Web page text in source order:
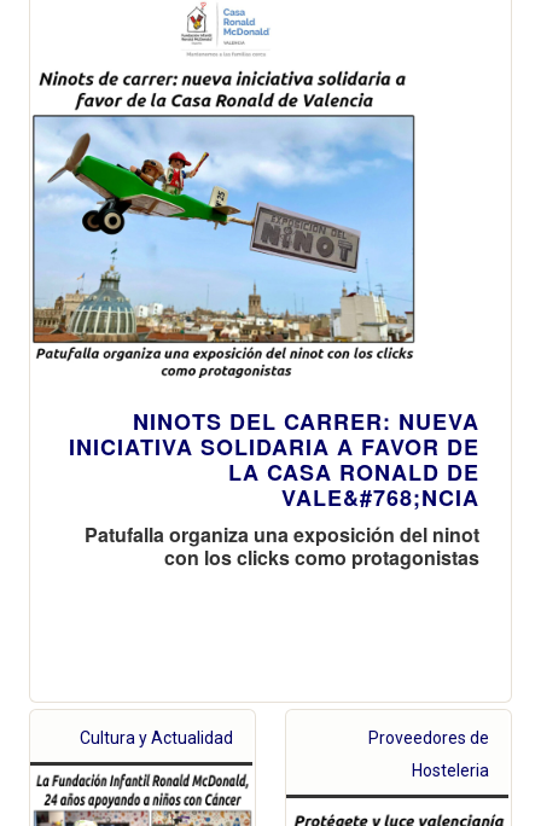
NINOTS DEL CARRER: NUEVA
INICIATIVA SOLIDARIA A FAVOR DE
LA CASA RONALD DE
VALE&#768;NCIA
Patufalla organiza una exposición del ninot
con los clicks como protagonistas
Cultura y Actualidad
Proveedores de
Hosteleria